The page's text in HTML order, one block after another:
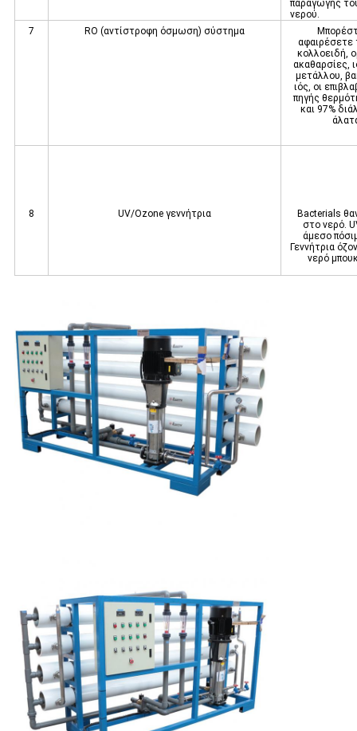
παραγωγής
νερού.
7
RO (αντίστροφη όσμωση) σύστημα
αφαιρέσετε
κολλοειδή,
ακαθαρσίες,
μετάλλου,
ιός, οι
πηγής
και 97%
8 UV/Ozone γεννήτρια
Bacterials
στο νερό.
άμεσο
Γεννήτρια
νερό